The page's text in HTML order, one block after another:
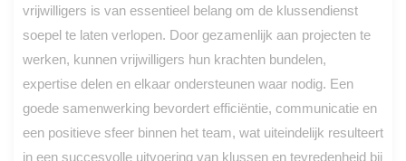
vrijwilligers is van essentieel belang om de klussendienst
soepel te laten verlopen. Door gezamenlijk aan projecten te
werken, kunnen vrijwilligers hun krachten bundelen,
expertise delen en elkaar ondersteunen waar nodig. Een
goede samenwerking bevordert efficiëntie, communicatie en
een positieve sfeer binnen het team, wat uiteindelijk resulteert
in een succesvolle uitvoering van klussen en tevredenheid bij